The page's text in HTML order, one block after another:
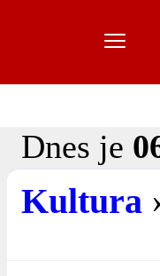
Dnes je
Kultura ›